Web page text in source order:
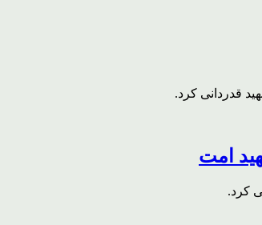
قدردانی کرد.
امت
کرد.